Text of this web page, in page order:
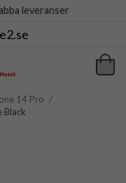
leveranser
14 Pro /
Black